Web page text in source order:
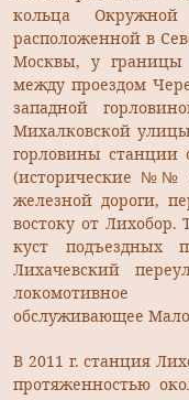
кольца Окружной
расположенной в
Москвы, у границы
между проездом
западной
Михалковской
горловины станции
(исторические №№
железной дороги,
востоку от Лихобор.
куст подъездных
Лихачевский
локомотивное
обслуживающее
В 2011 г. станция
протяженностью